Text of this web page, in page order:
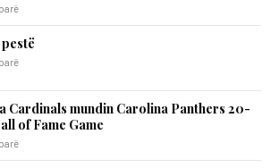
Cardinals mundin Carolina Panthers 20-
of Fame Game